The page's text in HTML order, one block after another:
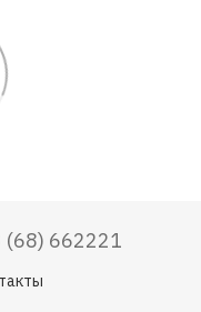
(68) 662221